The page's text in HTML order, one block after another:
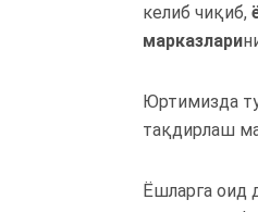
келиб чиқиб,
марказлари
Юртимизда
тақдирлаш
Ёшларга оид